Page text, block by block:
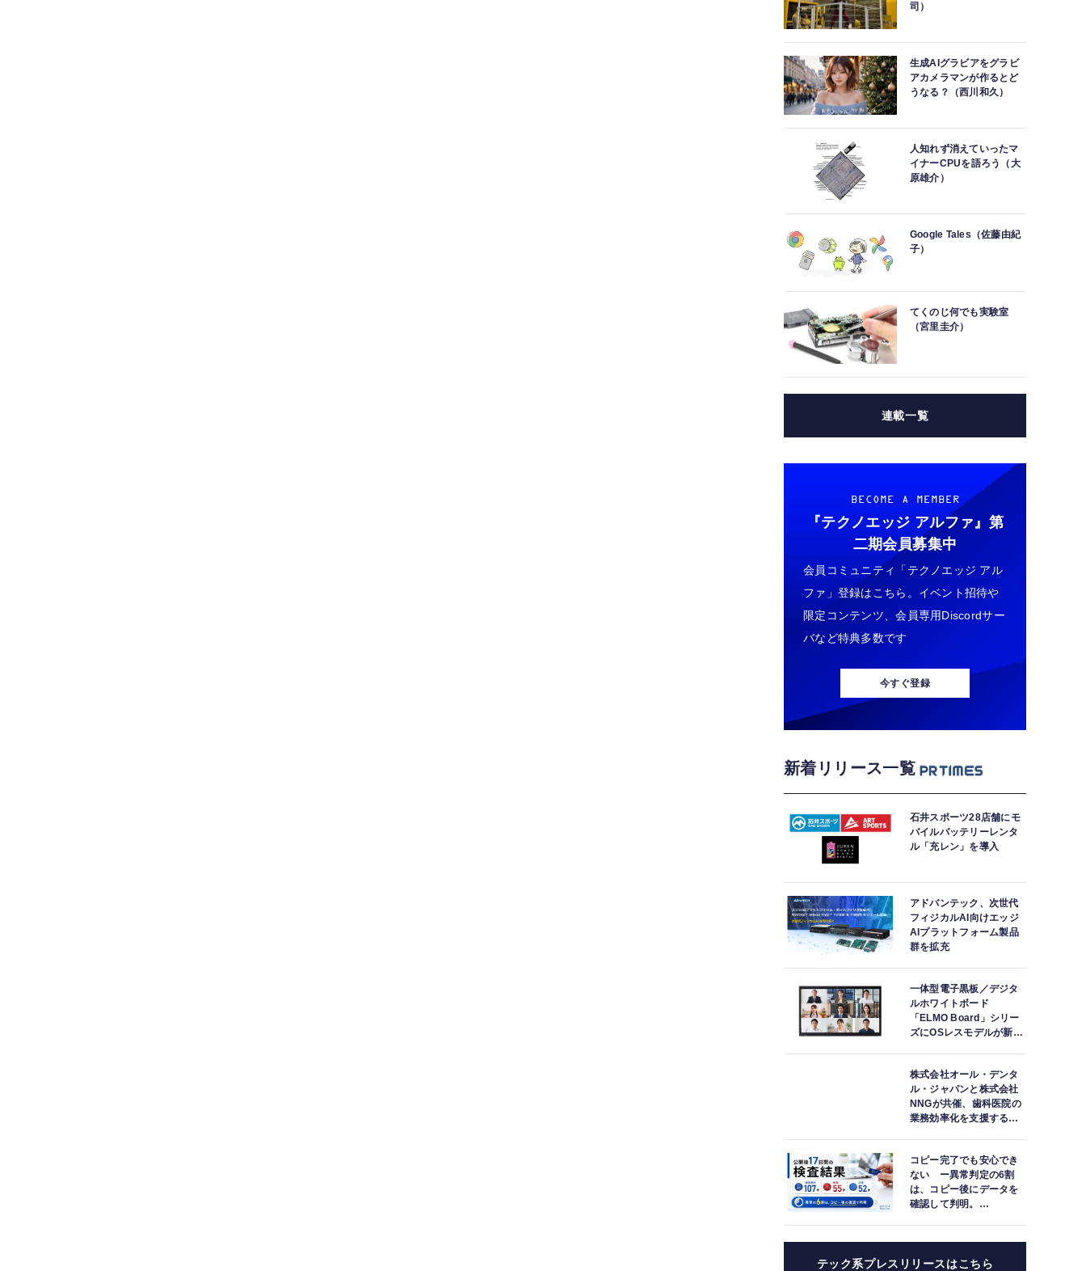
司）
生成AIグラビアをグラビ
アカメラマンが作るとど
うなる？（西川和久）
人知れず消えていったマ
イナーCPUを語ろう（大
原雄介）
Google Tales（佐藤由紀
子）
てくのじ何でも実験室
（宮里圭介）
連載一覧
BECOME A MEMBER
『テクノエッジ アルファ』 第
二期会員募集中
会員コミュニティ「テクノエッジ アル
ファ」登録はこちら。イベント招待や
限定コンテンツ、会員専用Discordサー
バなど特典多数です
今すぐ登録
新着リリース一覧
石井スポーツ28店舗にモ
バイルバッテリーレンタ
ル「充レン」を導入
アドバンテック、次世代
フィジカルAI向けエッジ
AIプラットフォーム製品
群を拡充
一体型電子黒板／デジタ
ルホワイトボード
「ELMO Board」シリー
ズにOSレスモデルが新登
株式会社オール・デンタ
ル・ジャパンと株式会社
NNGが共催、歯科医院の
業務効率化を支援する院
紹介
コピー完了でも安心でき
ない ー異常判定の6割
は、コピー後にデータを
確認して判明。
集計
テック系プレスリリースはこちら